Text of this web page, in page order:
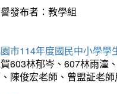
發布者：教學組
市114年度國民中小學學
603林郁岑、607林雨潼
陳俊宏老師、曾盟証老師